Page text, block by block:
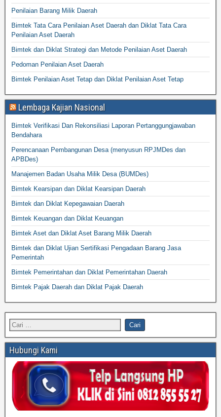
Penilaian Barang Milik Daerah
Bimtek Tata Cara Penilaian Aset Daerah dan Diklat Tata Cara
Penilaian Aset Daerah
Bimtek dan Diklat Strategi dan Metode Penilaian Aset Daerah
Pedoman Penilaian Aset Daerah
Bimtek Penilaian Aset Tetap dan Diklat Penilaian Aset Tetap
Lembaga Kajian Nasional
Bimtek Verifikasi Dan Rekonsiliasi Laporan Pertanggungjawaban
Bendahara
Perencanaan Pembangunan Desa (menyusun RPJMDes dan
APBDes)
Manajemen Badan Usaha Milik Desa (BUMDes)
Bimtek Kearsipan dan Diklat Kearsipan Daerah
Bimtek dan Diklat Kepegawaian Daerah
Bimtek Keuangan dan Diklat Keuangan
Bimtek Aset dan Diklat Aset Barang Milik Daerah
Bimtek dan Diklat Ujian Sertifikasi Pengadaan Barang Jasa
Pemerintah
Bimtek Pemerintahan dan Diklat Pemerintahan Daerah
Bimtek Pajak Daerah dan Diklat Pajak Daerah
Hubungi Kami